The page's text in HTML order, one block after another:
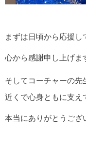
まずは日頃から応援し
心から感謝申し上げま
そしてコーチャーの
近くで心身ともに支え
本当にありがとうござ